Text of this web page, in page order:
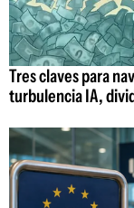
Tres claves para
turbulencia IA,